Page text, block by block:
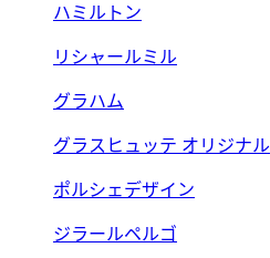
ハミルトン
リシャールミル
グラハム
グラスヒュッテ オリジナル
ポルシェデザイン
ジラールペルゴ